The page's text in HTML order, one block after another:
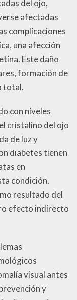
del ojo,
afectadas
complicaciones
una afección
Este daño
formación de
total.
con niveles
cristalino del ojo
de luz y
diabetes tienen
en
condición.
resultado del
efecto indirecto
visual antes
y